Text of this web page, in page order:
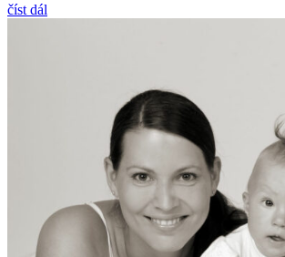
číst dál